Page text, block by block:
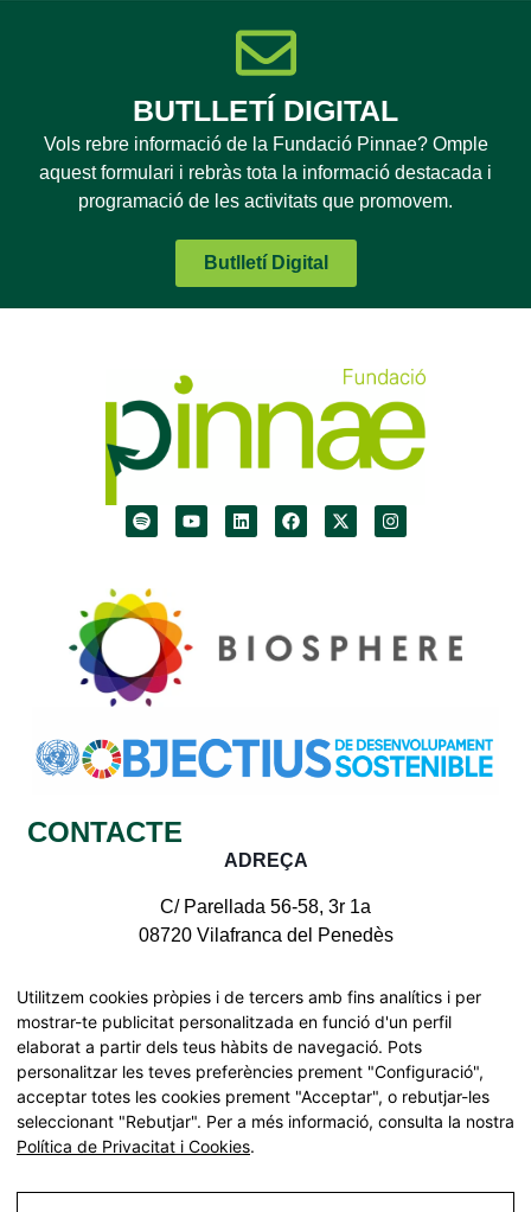
BUTLLETÍ DIGITAL
Vols rebre informació de la Fundació Pinnae? Omple
aquest formulari i rebràs tota la informació destacada i
programació de les activitats que promovem.
Butlletí Digital
CONTACTE
ADREÇA
C/ Parellada 56-58, 3r 1a
08720 Vilafranca del Penedès
Tots els drets reservats | © Pinnae 2026
Declaració d'accessibilitat
Mapa web
Utilitzem cookies pròpies i de tercers amb fins analítics i per
mostrar-te publicitat personalitzada en funció d'un perfil
elaborat a partir dels teus hàbits de navegació. Pots
personalitzar les teves preferències prement "Configuració",
acceptar totes les cookies prement "Acceptar", o rebutjar-les
seleccionant "Rebutjar". Per a més informació, consulta la nostra
Política de Privacitat i Cookies.